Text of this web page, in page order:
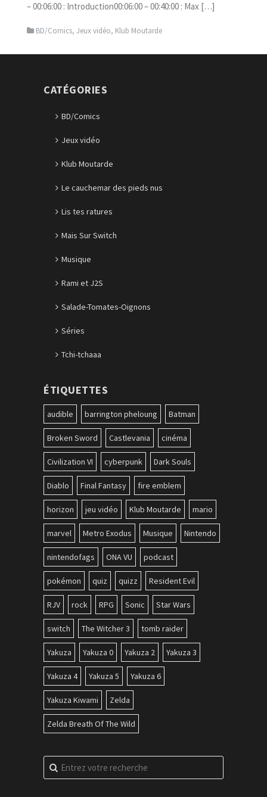
– 00:06:00 : Introduction00:06:00 – 00:40:00 : Max […]
BD/Comics, Jeux vidéo, Klub Moutarde
CATÉGORIES
BD/Comics
Jeux vidéo
Klub Moutarde
Le cauchemar des pieds nus
Lis tes ratures
Mais Sur Switch
Musique
Rami et J2S
Salade-Tomates-Oignons
Séries
Tchi-tchaaa
ÉTIQUETTES
audible barrington pheloung Batman
Broken Sword Castlevania cinéma
Civilization VI cyberpunk Dark Souls
Diablo Final Fantasy fire emblem
horizon jeu vidéo Klub Moutarde mario
marvel Metro Exodus Musique Nintendo
nintendofags ONA VU podcast
pokémon quiz quizz Resident Evil
RJV rock RPG Sonic Star Wars
switch The Witcher 3 tomb raider
Yakuza Yakuza 0 Yakuza 2 Yakuza 3
Yakuza 4 Yakuza 5 Yakuza 6
Yakuza Kiwami Zelda
Zelda Breath Of The Wild
Recherche
pour